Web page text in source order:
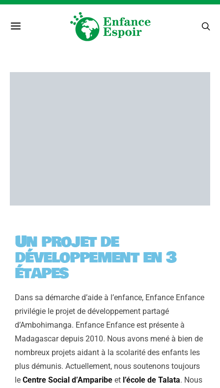
Un projet de
développement en 3
étapes
Dans sa démarche d’aide à l’enfance, Enfance Enfance
privilégie le projet de développement partagé
d’Ambohimanga. Enfance Enfance est présente à
Madagascar depuis 2010. Nous avons mené à bien de
nombreux projets aidant à la scolarité des enfants les
plus démunis. Actuellement, nous soutenons toujours
le Centre Social d’Amparibe et l’école de Talata. Nous